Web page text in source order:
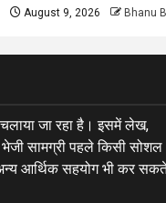
August 9, 2026 Bhanu
जा रहा है। इसमें लेख,
सामग्री पहले किसी सोशल
आर्थिक सहयोग भी कर